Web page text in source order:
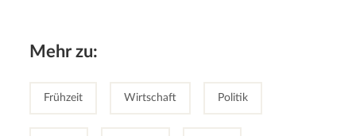
Mehr zu:
Frühzeit Wirtschaft Politik